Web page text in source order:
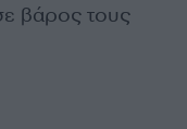
βάρος τους